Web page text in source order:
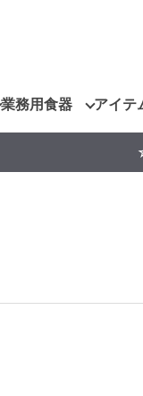
業務用食器 アイテ